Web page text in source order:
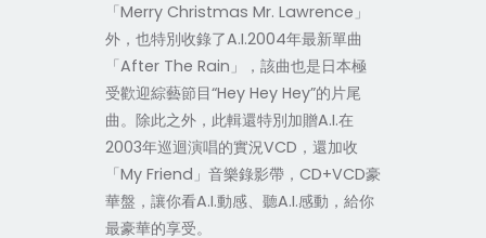
「Merry Christmas Mr. Lawrence」
外，也特別收錄了A.I.2004年最新單曲
「After The Rain」，該曲也是日本極
受歡迎綜藝節目“Hey Hey Hey”的片尾
曲。除此之外，此輯還特別加贈A.I.在
2003年巡迴演唱的實況VCD，還加收
「My Friend」音樂錄影帶，CD+VCD豪
華盤，讓你看A.I.動感、聽A.I.感動，給你
最豪華的享受。